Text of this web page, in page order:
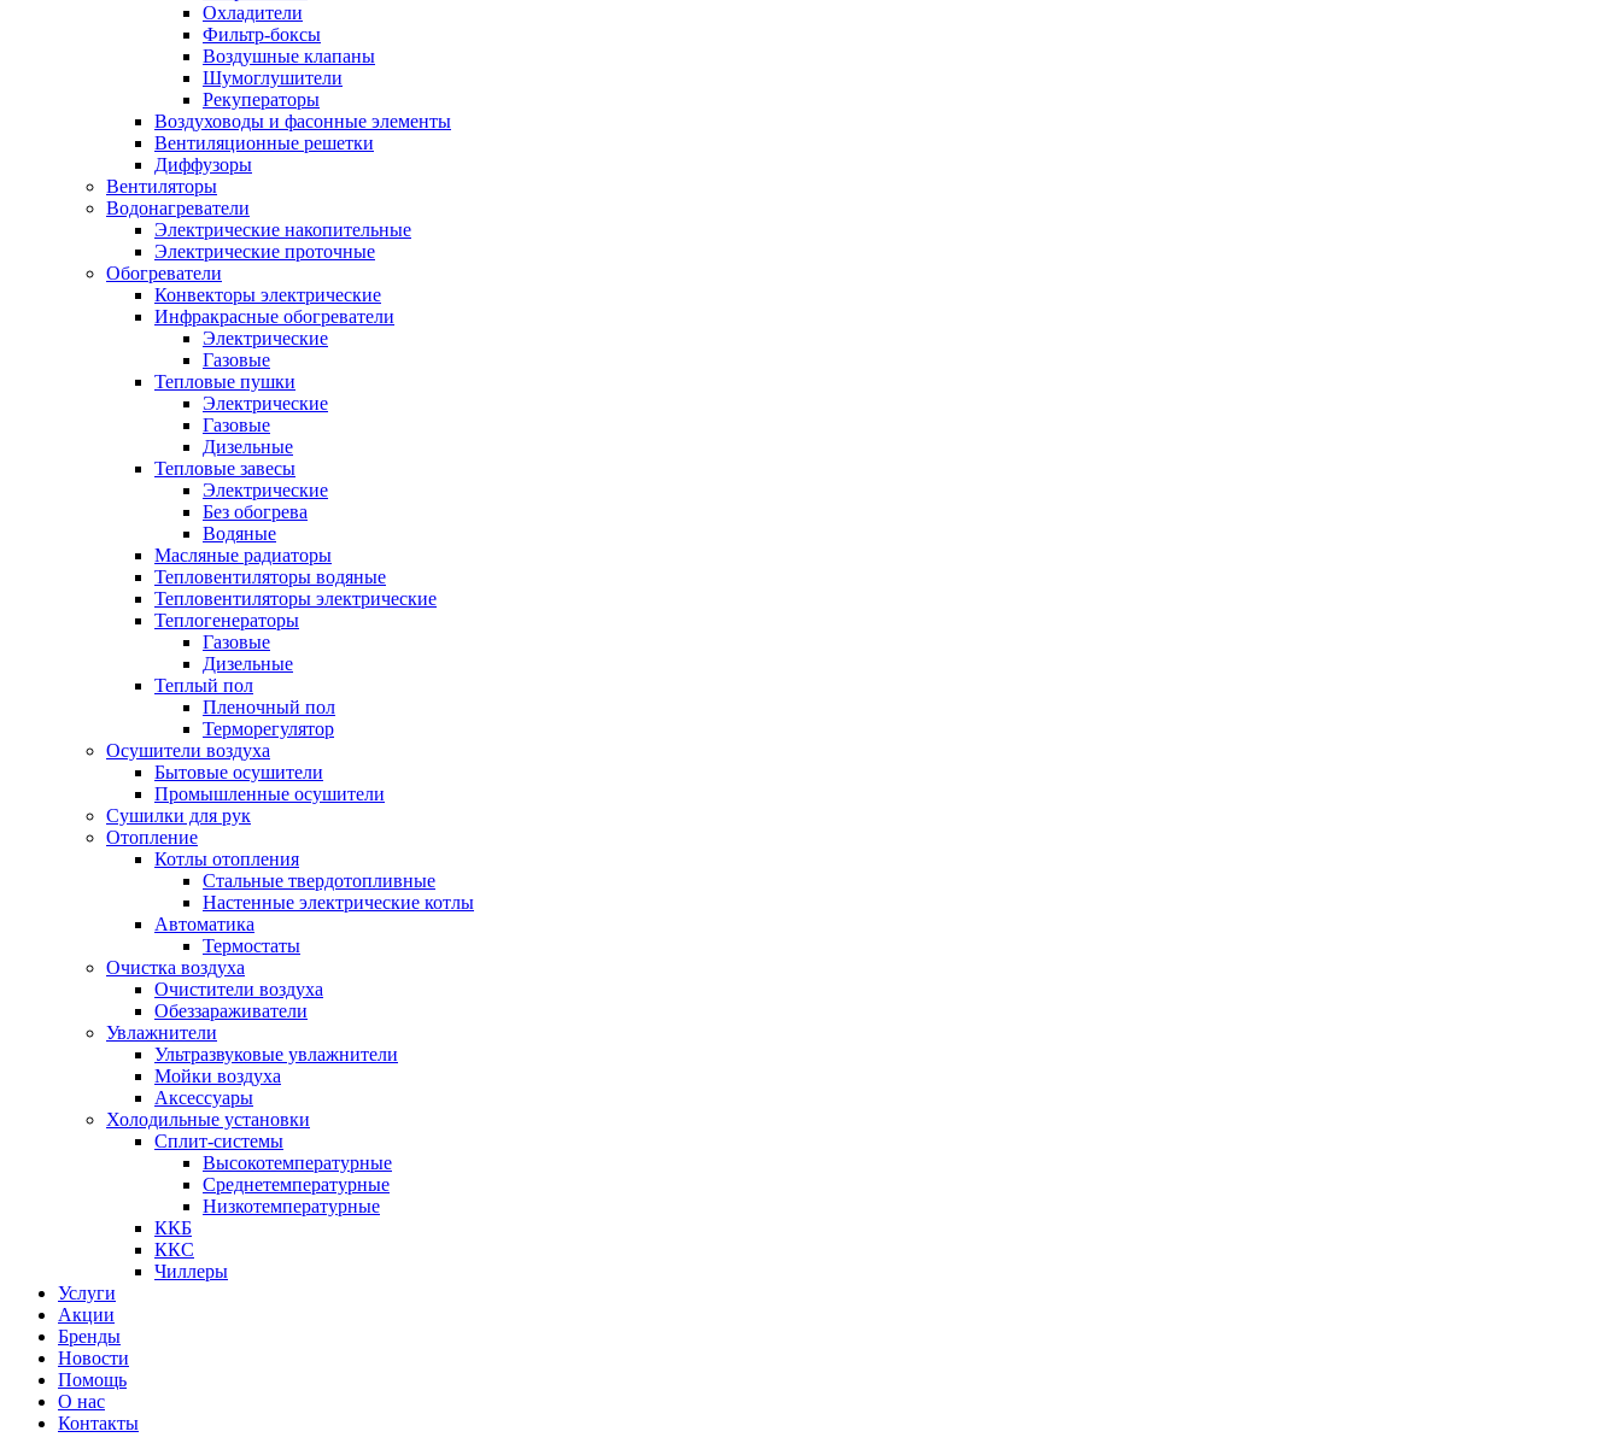
Охладители
Фильтр-боксы
Воздушные клапаны
Шумоглушители
Рекуператоры
Воздуховоды и фасонные элементы
Вентиляционные решетки
Диффузоры
Вентиляторы
Водонагреватели
Электрические накопительные
Электрические проточные
Обогреватели
Конвекторы электрические
Инфракрасные обогреватели
Электрические
Газовые
Тепловые пушки
Электрические
Газовые
Дизельные
Тепловые завесы
Электрические
Без обогрева
Водяные
Масляные радиаторы
Тепловентиляторы водяные
Тепловентиляторы электрические
Теплогенераторы
Газовые
Дизельные
Теплый пол
Пленочный пол
Терморегулятор
Осушители воздуха
Бытовые осушители
Промышленные осушители
Сушилки для рук
Отопление
Котлы отопления
Стальные твердотопливные
Настенные электрические котлы
Автоматика
Термостаты
Очистка воздуха
Очистители воздуха
Обеззараживатели
Увлажнители
Ультразвуковые увлажнители
Мойки воздуха
Аксессуары
Холодильные установки
Сплит-системы
Высокотемпературные
Среднетемпературные
Низкотемпературные
ККБ
ККС
Чиллеры
Услуги
Акции
Бренды
Новости
Помощь
О нас
Контакты